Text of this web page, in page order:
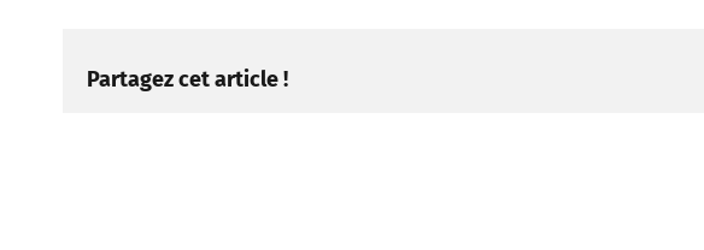
Partagez cet article !